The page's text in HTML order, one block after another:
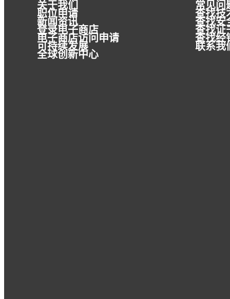
要实现回收利用，关键要保证材料的相容
性。汉高粘合剂是构成解决方案的组成部
分。
关于我们
职位申请
新闻资讯
登录电子商店
电子商店访问申请
可持续发展
全球创新中心
常见问
查找技
查找安
查找证
查找经
联系我